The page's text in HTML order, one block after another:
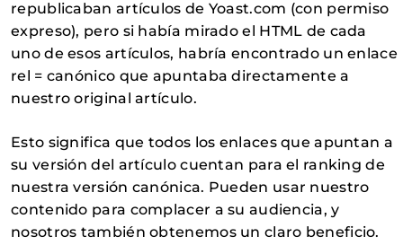
republicaban artículos de Yoast.com (con permiso
expreso), pero si había mirado el HTML de cada
uno de esos artículos, habría encontrado un enlace
rel = canónico que apuntaba directamente a
nuestro original artículo.
Esto significa que todos los enlaces que apuntan a
su versión del artículo cuentan para el ranking de
nuestra versión canónica. Pueden usar nuestro
contenido para complacer a su audiencia, y
nosotros también obtenemos un claro beneficio.